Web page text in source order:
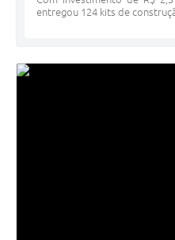
entregou 124 kits de